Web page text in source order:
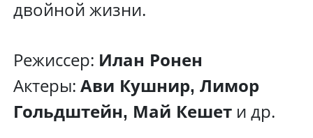
двойной жизни.
Режиссер: Илан Ронен
Актеры: Ави Кушнир, Лимор
Гольдштейн, Май Кешети др.